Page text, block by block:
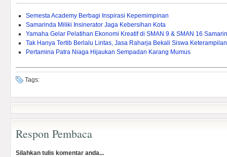
Semesta Academy Berbagi Inspirasi Kepemimpinan
Samarinda Miliki Insinerator Jaga Kebersihan Kota
Yamaha Gelar Pelatihan Ekonomi Kreatif di SMAN 9 & SMAN 16
Tak Hanya Tertib Berlalu Lintas, Jasa Raharja Bekali Siswa
Pertamina Patra Niaga Hijaukan Sempadan Karang Mumus
Tags:
Respon Pembaca
Silahkan tulis komentar anda...